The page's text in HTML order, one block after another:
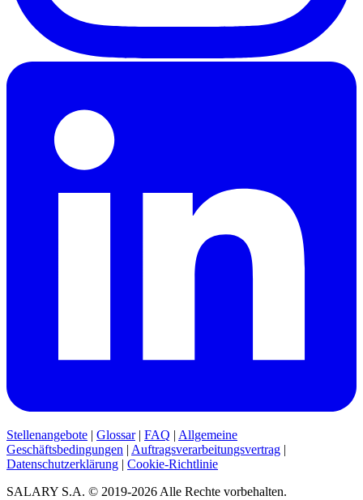
Stellenangebote | Glossar| FAQ | Allgemeine
Geschäftsbedingungen | Auftragsverarbeitungsvertrag |
Datenschutzerklärung | Cookie-Richtlinie
SALARY S.A. © 2019-2026 Alle Rechte vorbehalten.